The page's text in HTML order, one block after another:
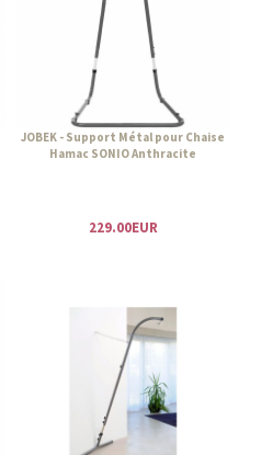
JOBEK - Support Métal pour Chaise
Hamac SONIO Anthracite
229.00EUR